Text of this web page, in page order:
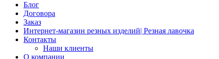
Блог
Договора
Заказ
Интернет-магазин резных изделий| Резная лавочка
Контакты
Наши клиенты
О компании